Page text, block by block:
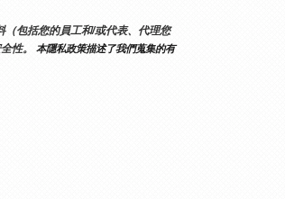
包括您的員工和/或代表、代理您
性。
本隱私政策描述了我們蒐集的有